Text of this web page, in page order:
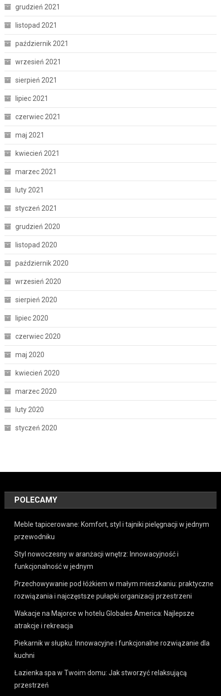
grudzień 2021
listopad 2021
październik 2021
wrzesień 2021
sierpień 2021
lipiec 2021
czerwiec 2021
maj 2021
kwiecień 2021
marzec 2021
luty 2021
styczeń 2021
grudzień 2020
listopad 2020
październik 2020
wrzesień 2020
sierpień 2020
lipiec 2020
czerwiec 2020
maj 2020
kwiecień 2020
marzec 2020
luty 2020
styczeń 2020
POLECAMY
Meble tapicerowane: Komfort, styl i tajniki pielęgnacji w jednym
przewodniku
Styl nowoczesny w aranżacji wnętrz: Innowacyjność i
funkcjonalność w jednym
Przechowywanie pod łóżkiem w małym mieszkaniu: praktyczne
rozwiązania i najczęstsze pułapki organizacji przestrzeni
Wakacje na Majorce w hotelu Globales America: Najlepsze
atrakcje i rekreacja
Piekarnik w słupku: Innowacyjne i funkcjonalne rozwiązanie dla
kuchni
Łazienka spa w Twoim domu: Jak stworzyć relaksującą
przestrzeń